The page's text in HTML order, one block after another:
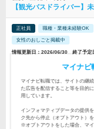
【観光バスドライバー】
正社員 職種・業種未経験OK
女性のおしごと掲載中
情報更新日：2026/06/30 終了予定
＼月収40万円も可能！希望休
る！働きやすさが自慢です♪
勤務地
【本社】 長野県上
OK ※U・Iターン歓迎
給与
月給 28万円～40万
齢・能力を考慮の
初年度の年収：
380
マイナビ
マイナビ転職では、サイトの継
た広告を配信すること等を目的
用しています。
インフォマティブデータの提供
ク先から停止（オプトアウト）
※オプトアウトをした場合、マ